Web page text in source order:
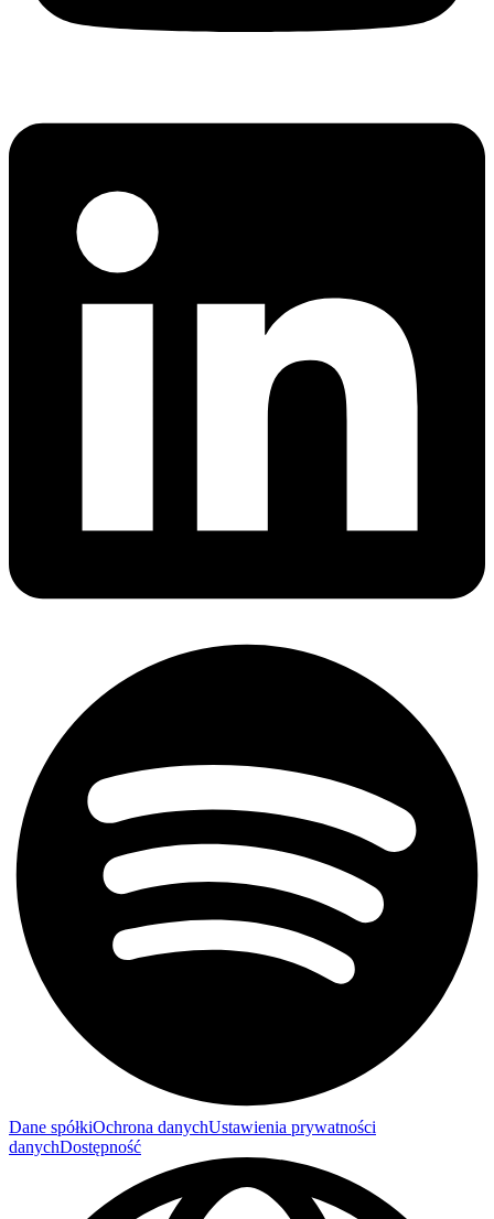
Dane spółkiOchrona danychUstawienia prywatności
danychDostępność